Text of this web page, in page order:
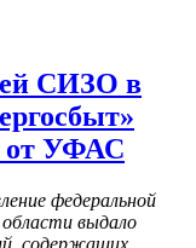
СИЗО в
от УФАС
федеральной
выдало
содержащих